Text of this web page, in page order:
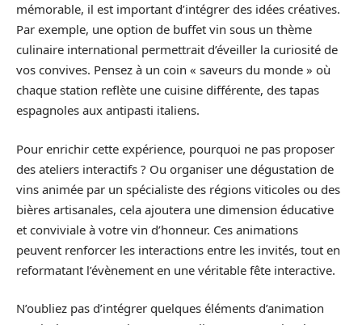
mémorable, il est important d’intégrer des idées créatives.
Par exemple, une option de buffet vin sous un thème
culinaire international permettrait d’éveiller la curiosité de
vos convives. Pensez à un coin « saveurs du monde » où
chaque station reflète une cuisine différente, des tapas
espagnoles aux antipasti italiens.
Pour enrichir cette expérience, pourquoi ne pas proposer
des ateliers interactifs ? Ou organiser une dégustation de
vins animée par un spécialiste des régions viticoles ou des
bières artisanales, cela ajoutera une dimension éducative
et conviviale à votre vin d’honneur. Ces animations
peuvent renforcer les interactions entre les invités, tout en
reformatant l’évènement en une véritable fête interactive.
N’oubliez pas d’intégrer quelques éléments d’animation